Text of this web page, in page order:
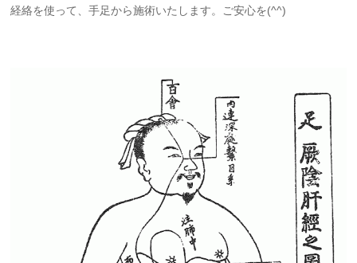
経絡を使って、手足から施術いたします。ご安心を(^^)